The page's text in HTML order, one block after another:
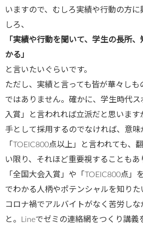
いますので、むしろ実績や行動の方に
しろ、
「実績や行動を聞いて、学生の長所
かる」
と言いたいぐらいです。
ただし、実績と言っても皆が華々しも
ではありません。確かに、学生時代
入賞」と言われれば立派だと思いま
手として採用するのでなければ、意味
「TOEIC800点以上」と言われても、
い限り、それほど重要視することもあ
「全国大会入賞」や「TOEIC800点」
でわかる人柄やポテンシャルを知りた
コロナ禍でアルバイトがなく苦労しな
と。Lineでゼミの連絡網をつくり講義